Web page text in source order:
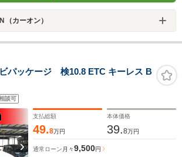
カーオン）
パッケージ 検10.8 ETC キーレス B
談可
支払総額
49.8万円
本体価格
39.8万円
通常ローン 月々9,500円